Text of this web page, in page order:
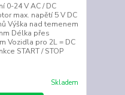
0-24 V AC / DC
max. napětí 5 V DC
Výška nad temenem
Délka přes
Vozidla pro 2L = DC
START / STOP
Skladem